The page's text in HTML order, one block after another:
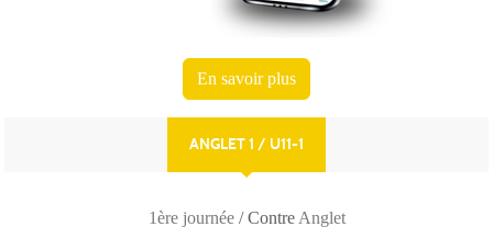
ANGLET 1 / U11-1
1ère journée / ContreAnglet
En savoir plus